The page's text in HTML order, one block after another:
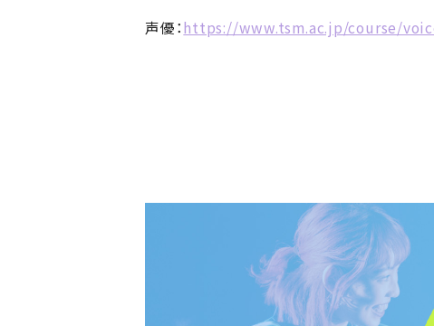
声優：https://www.tsm.ac.jp/course/